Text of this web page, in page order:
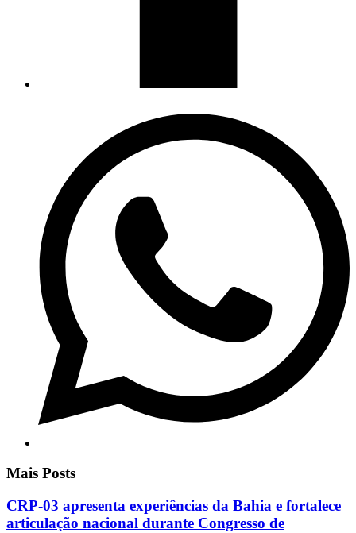
Mais Posts
CRP-03 apresenta experiências da Bahia e fortalece
articulação nacional durante Congresso de